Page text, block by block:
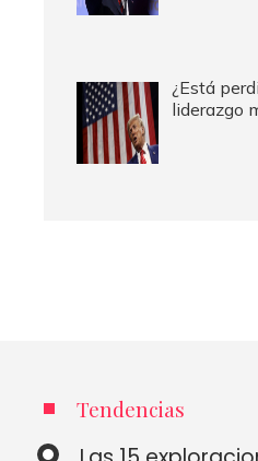
¿Está
liderazgo
Tendencias